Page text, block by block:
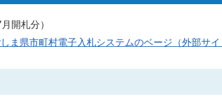
開札分）
ま県市町村電子入札システムのベージ（外部サイ